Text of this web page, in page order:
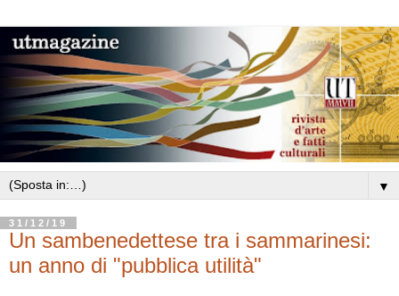
▼
31/12/19
Un sambenedettese tra i sammarinesi:
un anno di "pubblica utilità"